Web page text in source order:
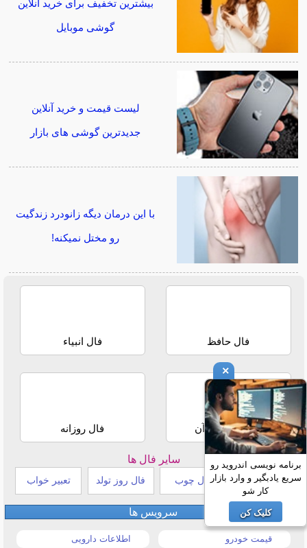
بیشترین تخفیف برای خرید آنلاین
گوشی موبایل
لیست قیمت و خرید آنلاین
جدیدترین گوشی های بازار
با این درمان دیگه زانودرد زندگیت
رو مختل نمیکنه!
فال حافظ فال انبیاء
استخاره با قرآن فال روزانه
سایر فال ها
طالع بینی هندی فال چوب فال روز تولد تعبیر خواب
سرویس ها
قیمت خودرو اطلاعات دارویی
×
برنامه نویسی اندروید رو
سریع یادبگیر و وارد بازار
کار شو
کلیک کن